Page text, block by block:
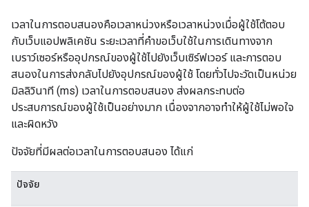
เวลาในการตอบสนองคือเวลาหน่วงหรือเวลาหน่วงเมื่อผู้ใช้โต้ตอบ
กับเว็บแอปพลิเคชัน ระยะเวลาที่คำขอเว็บใช้ในการเดินทางจาก
เบราว์เซอร์หรืออุปกรณ์ของผู้ใช้ไปยังเว็บเซิร์ฟเวอร์ และการตอบ
สนองในการส่งกลับไปยังอุปกรณ์ของผู้ใช้ โดยทั่วไปจะวัดเป็นหน่วย
มิลลิวินาที (ms) เวลาในการตอบสนอง ส่งผลกระทบต่อ
ประสบการณ์ของผู้ใช้เป็นอย่างมาก เนื่องจากอาจทำให้ผู้ใช้ไม่พอใจ
และผิดหวัง
ปัจจัยที่มีผลต่อเวลาในการตอบสนอง ได้แก่
ปัจจัย